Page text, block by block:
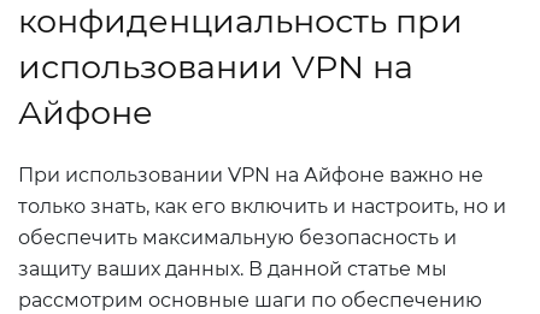
конфиденциальность при
использовании VPN на
Айфоне
При использовании VPN на Айфоне важно не
только знать, как его включить и настроить, но и
обеспечить максимальную безопасность и
защиту ваших данных. В данной статье мы
рассмотрим основные шаги по обеспечению